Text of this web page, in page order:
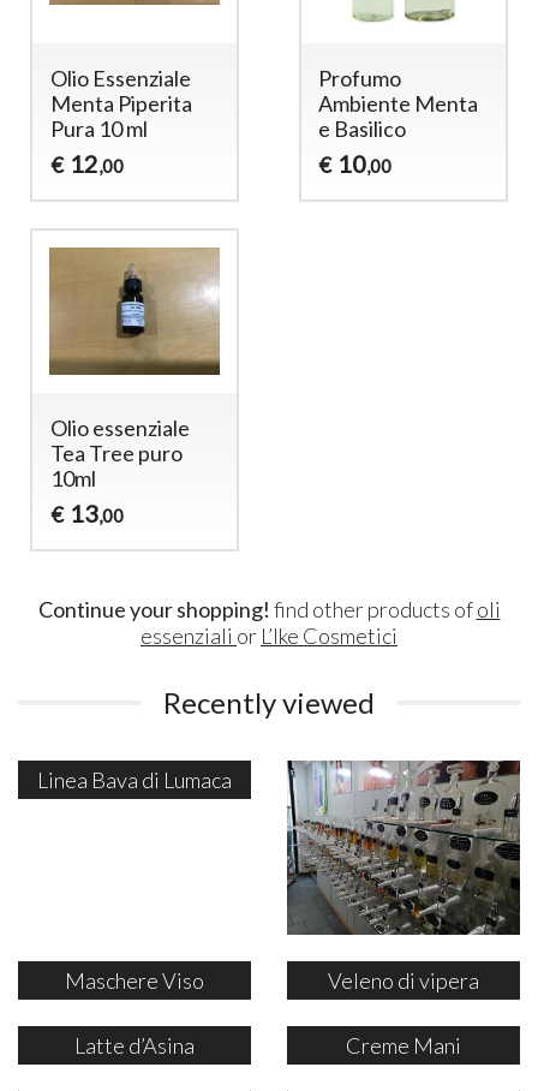
Olio Essenziale
Menta Piperita
Pura 10 ml
€ 12,00
Profumo
Ambiente Menta
e Basilico
€ 10,00
Olio essenziale
Tea Tree puro
10ml
€ 13,00
Continue your shopping! find other products ofoli
essenziali or L’Ike Cosmetici
Recently viewed
Linea Bava di Lumaca
Maschere Viso Veleno di vipera
Latte d’Asina Creme Mani